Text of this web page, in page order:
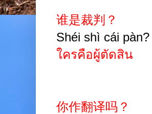
谁是裁判？
Shéi shì cái pàn?
ใครคือผู้ตัดสิน
你作翻译吗？